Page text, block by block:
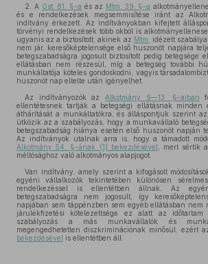
2. A Gst. 81. §-a és az Mtm. 39. §-a
és e rendelkezések megsemmisítése iránt az
indítvány érkezett. Az indítványokban kifejtett
törvényi rendelkezések több okból is
ugyanis az a biztosított, akinek az Mtm.
idézett
nem jár, keresőképtelensége első huszonöt napjára
betegszabadságra jogosult biztosított pedig betegsége
ellátásban nem részesül, míg a betegség további
munkáltatója köteles gondoskodni, vagyis
huszonöt nap eltelte után igényelhet.
Az indítványozók az Alkotmány 9—13. §-aiban
ellentétesnek tartják a betegségi ellátásnak minden
áthárítását a munkáltatókra, és álláspontjuk szerint az
ütközik az a szabályozás, hogy a munkavállaló
betegszabadság hiánya esetén első huszonöt napján
Az indítványok utalnak arra is, hogy a támadott
Alkotmány 54. §-ának (1) bekezdésével , mert sértik
méltósághoz való alkotmányos alapjogot.
Van indítvány, amely szerint a kifogásolt
egyéni vállalkozók tekintetében különösen
rendelkezéssel is ellentétben állnak. Az
betegszabadságra nem jogosult, így
napjában sem táppénzben sem egyéb ellátásban nem
járulékfizetési kötelezettsége ez alatt az
szabályozás a más munkavállalók és
megengedhetetlen diszkriminációnak minősül, ezért
bekezdésével is ellentétben áll.